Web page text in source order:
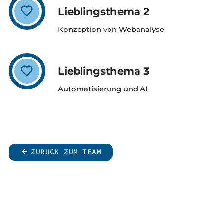
Lieblingsthema 2
Konzeption von Webanalyse
Lieblingsthema 3
Automatisierung und AI
ZURÜCK ZUM TEAM